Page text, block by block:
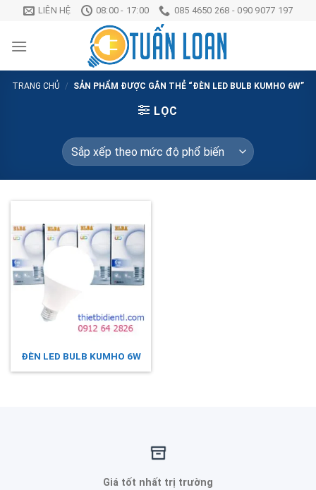
Chuyển
nội
LIÊN HỆ 08:00 - 17:00 085 4650 268 - 090 9077 197
TRANG CHỦ / SẢN PHẨM ĐƯỢC GẮN THẺ “ĐÈN LED BULB KUMHO 6W”
LỌC
ĐÈN LED BULB KUMHO 6W
Giá tốt nhất trị trường